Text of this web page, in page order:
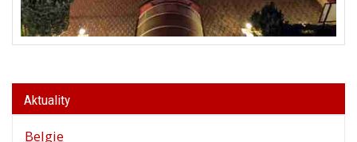
Aktuality
Belgie